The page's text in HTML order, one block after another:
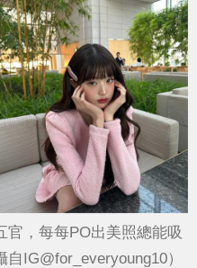
，每每PO出美照總能吸
IG@for_everyoung10）